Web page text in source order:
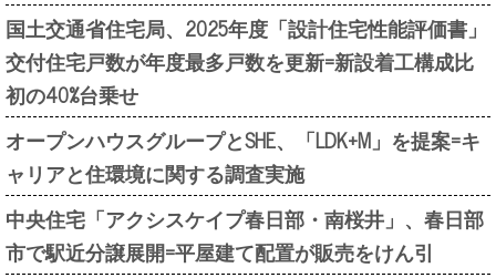
国土交通省住宅局、2025年度「設計住宅性能評価書」
交付住宅戸数が年度最多戸数を更新=新設着工構成比
初の40%台乗せ
オープンハウスグループとSHE、「LDK+M」を提案=キ
ャリアと住環境に関する調査実施
中央住宅「アクシスケイプ春日部・南桜井」、春日部
市で駅近分譲展開=平屋建て配置が販売をけん引